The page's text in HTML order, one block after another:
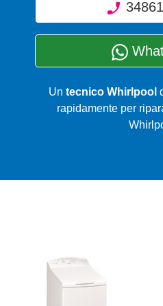
Un tecnico Whirlpool
rapidamente per